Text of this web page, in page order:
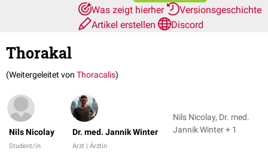
Was zeigt hierher
Versionsgeschichte
Artikel erstellen
Discord
Thorakal
(Weitergeleitet von Thoracalis)
Nils Nicolay
Student/in
Dr. med. Jannik Winter
Arzt | Ärztin
Nils Nicolay, Dr. med.
Jannik Winter + 1